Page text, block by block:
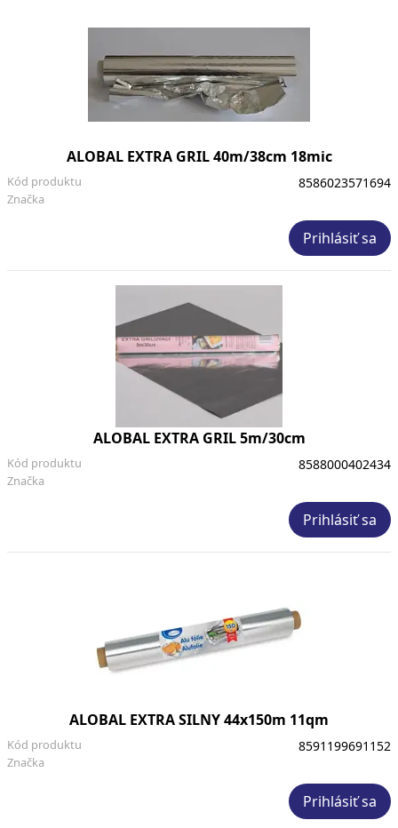
ALOBAL EXTRA GRIL 40m/38cm 18mic
Značka
Kód produktu 8586023571694
Prihlásiť sa
ALOBAL EXTRA GRIL 5m/30cm
Značka
Kód produktu 8588000402434
Prihlásiť sa
ALOBAL EXTRA SILNY 44x150m 11qm
Značka
Kód produktu 8591199691152
Prihlásiť sa